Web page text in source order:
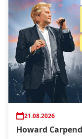
21.08.2026
Howard